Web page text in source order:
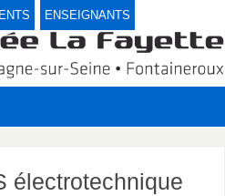
ENSEIGNANTS
électrotechnique